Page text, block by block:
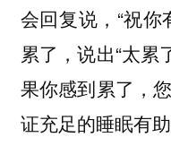
会回复说，“祝你
累了，说出“太累
果你感到累了，
证充足的睡眠有助